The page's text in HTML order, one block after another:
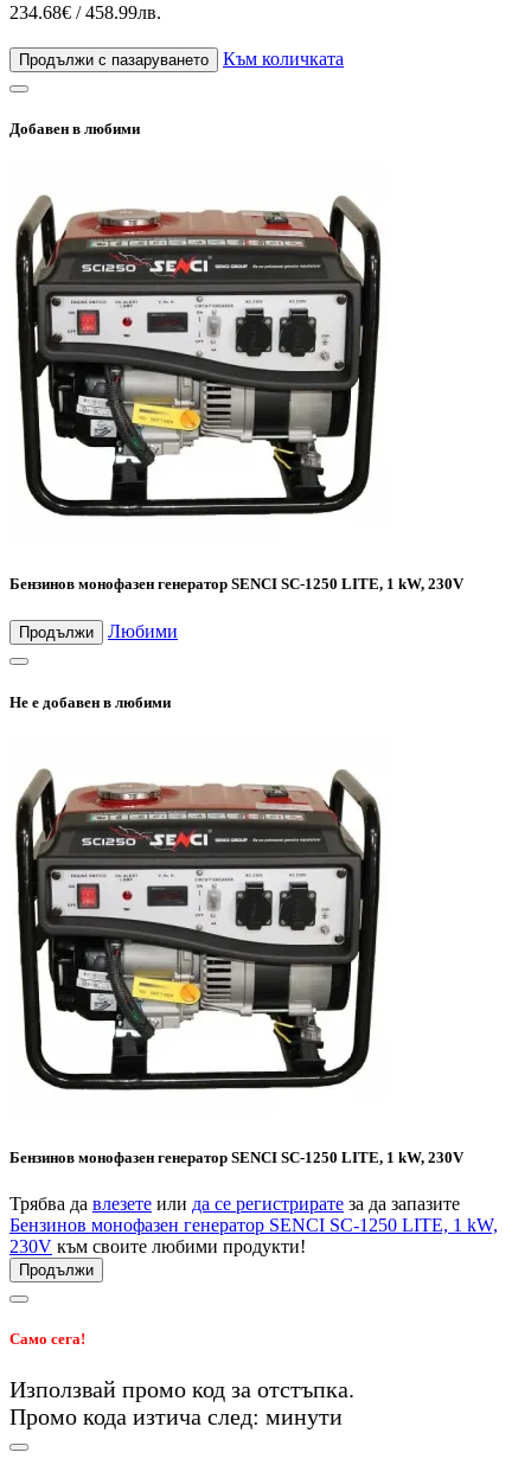
234.68€ / 458.99лв.
Продължи с пазаруването Към количката
Добавен в любими
Бензинов монофазен генератор SENCI SC-1250 LITE, 1 kW, 230V
Продължи Любими
Не е добавен в любими
Бензинов монофазен генератор SENCI SC-1250 LITE, 1 kW, 230V
Трябва да влезете или да се регистрирате за да запазите
Бензинов монофазен генератор SENCI SC-1250 LITE, 1 kW,
230V към своите любими продукти!
Продължи
Само сега!
Използвай промо код за отстъпка.
Промо кода изтича след: минути